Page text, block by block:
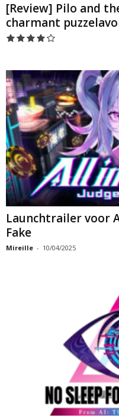
[Review] Pilo and
charmant
Launchtrailer voor
Fake
Mireille - 10/04/2025